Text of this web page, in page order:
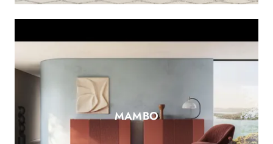
MAMBO